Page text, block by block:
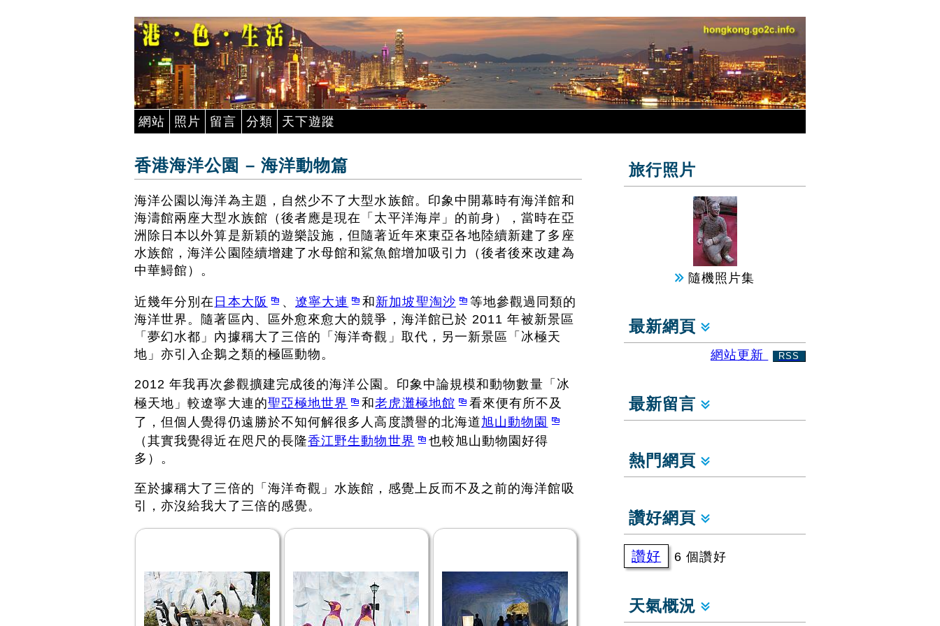
網站 照片 留言 分類 天下遊蹤
香港海洋公園 – 海洋動物篇
海洋公園以海洋為主題，自然少不了大型水族館。印象中開幕時有海洋館和
海濤館兩座大型水族館（後者應是現在「太平洋海岸」的前身），當時在亞
洲除日本以外算是新穎的遊樂設施，但隨著近年來東亞各地陸續新建了多座
水族館，海洋公園陸續增建了水母館和鯊魚館增加吸引力（後者後來改建為
中華鱘館）。
近幾年分別在 日本大阪 、 遼寧大連 和 新加坡聖淘沙
等地參觀過同類的
海洋世界。隨著區內、區外愈來愈大的競爭，海洋館已於 2011 年被新景區
「夢幻水都」內據稱大了三倍的「海洋奇觀」取代，另一新景區「冰極天
地」亦引入企鵝之類的極區動物。
2012 年我再次參觀擴建完成後的海洋公園。印象中論規模和動物數量「冰
極天地」較遼寧大連的聖亞極地世界 和老虎灘極地館
看來便有所不及
了，但個人覺得仍遠勝於不知何解很多人高度讚譽的北海道旭山動物園
（其實我覺得近在咫尺的長隆香江野生動物世界
也較旭山動物園好得
多）。
至於據稱大了三倍的「海洋奇觀」水族館，感覺上反而不及之前的海洋館吸
引，亦沒給我大了三倍的感覺。
旅行照片
隨機照片集
最新網頁
網站更新 RSS
最新留言
熱門網頁
讚好網頁
讚好 6 個讚好
天氣概況